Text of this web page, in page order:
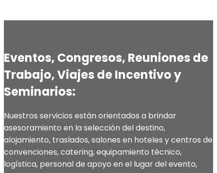
Eventos, Congresos, Reuniones de
Trabajo, Viajes de Incentivo y
Seminarios:
Nuestros servicios están orientados a brindar
asesoramiento en la selección del destino,
alojamiento, traslados, salones en hoteles y centros de
convenciones, catering, equipamiento técnico,
logística, personal de apoyo en el lugar del evento,